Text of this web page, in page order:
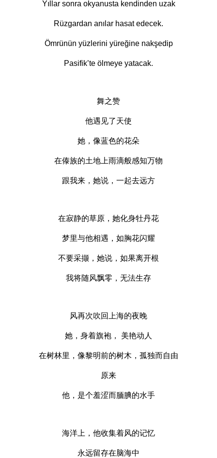
Yıllar sonra okyanusta kendinden uzak
Rüzgardan anılar hasat edecek.
Ömrünün yüzlerini yüreğine nakşedip
Pasifik’te ölmeye yatacak.
舞之赞
他遇见了天使
她，像蓝色的花朵
在傣族的土地上雨滴般感知万物
跟我来，她说，一起去远方
在寂静的草原，她化身牡丹花
梦里与他相遇，如胸花闪耀
不要采撷，她说，如果离开根
我将随风飘零，无法生存
风再次吹回上海的夜晚
她，身着旗袍， 美艳动人
在树林里，像黎明前的树木，孤独而自由
原来
他，是个羞涩而腼腆的水手
海洋上，他收集着风的记忆
永远留存在脑海中